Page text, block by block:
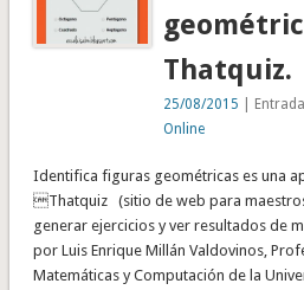
Thatquiz.
25/08/2015 |
Online
Identifica figuras geométricas es una
Thatquiz (sitio de web para
generar ejercicios y ver resultados de
por Luis Enrique Millán Valdovinos,
Matemáticas y Computación de la